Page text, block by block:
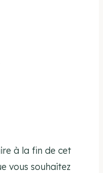
à la fin de cet
vous souhaitez